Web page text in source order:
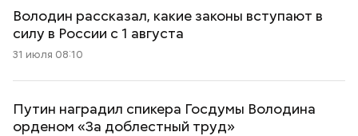
Володин рассказал, какие законы вступают в
силу в России с 1 августа
31 июля 08:10
Путин наградил спикера Госдумы Володина
орденом «За доблестный труд»